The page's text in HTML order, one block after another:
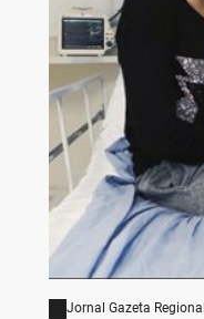
Jornal Gazeta Regional